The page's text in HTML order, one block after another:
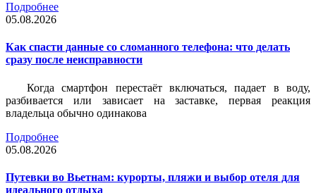
Подробнее
05.08.2026
Как спасти данные со сломанного телефона: что делать
сразу после неисправности
Когда смартфон перестаёт включаться, падает в воду,
разбивается или зависает на заставке, первая реакция
владельца обычно одинакова
Подробнее
05.08.2026
Путевки во Вьетнам: курорты, пляжи и выбор отеля для
идеального отдыха